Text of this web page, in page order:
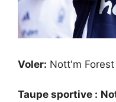
Voler: Nott'm
Taupe sportive :